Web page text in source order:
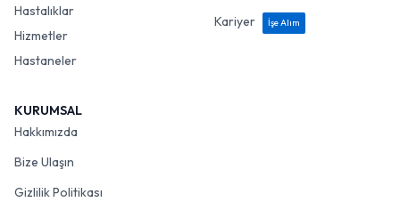
Hastalıklar
Hizmetler
Hastaneler
Kariyer
İşe Alım
KURUMSAL
Hakkımızda
Bize Ulaşın
Gizlilik Politikası